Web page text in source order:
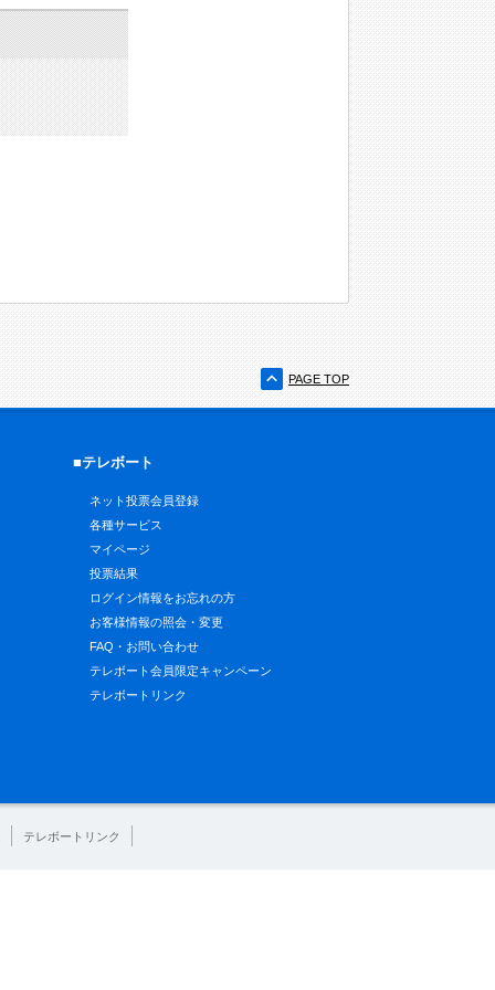
PAGE TOP
■テレボート
ネット投票会員登録
各種サービス
マイページ
投票結果
ログイン情報をお忘れの方
お客様情報の照会・変更
FAQ・お問い合わせ
テレボート会員限定キャンペーン
テレボートリンク
テレボートリンク